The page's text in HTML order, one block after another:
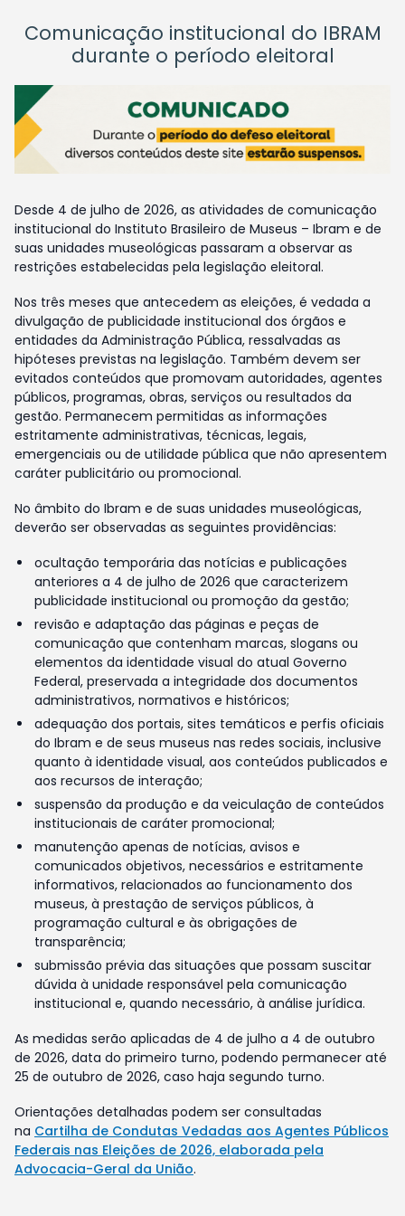
Comunicação institucional do IBRAM
durante o período eleitoral
Desde 4 de julho de 2026, as atividades de comunicação
institucional do Instituto Brasileiro de Museus – Ibram e de
suas unidades museológicas passaram a observar as
restrições estabelecidas pela legislação eleitoral.
Nos três meses que antecedem as eleições, é vedada a
divulgação de publicidade institucional dos órgãos e
entidades da Administração Pública, ressalvadas as
hipóteses previstas na legislação. Também devem ser
evitados conteúdos que promovam autoridades, agentes
públicos, programas, obras, serviços ou resultados da
gestão. Permanecem permitidas as informações
estritamente administrativas, técnicas, legais,
emergenciais ou de utilidade pública que não apresentem
caráter publicitário ou promocional.
No âmbito do Ibram e de suas unidades museológicas,
deverão ser observadas as seguintes providências:
ocultação temporária das notícias e publicações
anteriores a 4 de julho de 2026 que caracterizem
publicidade institucional ou promoção da gestão;
revisão e adaptação das páginas e peças de
comunicação que contenham marcas, slogans ou
elementos da identidade visual do atual Governo
Federal, preservada a integridade dos documentos
administrativos, normativos e históricos;
adequação dos portais, sites temáticos e perfis oficiais
do Ibram e de seus museus nas redes sociais, inclusive
quanto à identidade visual, aos conteúdos publicados e
aos recursos de interação;
suspensão da produção e da veiculação de conteúdos
institucionais de caráter promocional;
manutenção apenas de notícias, avisos e
comunicados objetivos, necessários e estritamente
informativos, relacionados ao funcionamento dos
museus, à prestação de serviços públicos, à
programação cultural e às obrigações de
transparência;
submissão prévia das situações que possam suscitar
dúvida à unidade responsável pela comunicação
institucional e, quando necessário, à análise jurídica.
As medidas serão aplicadas de 4 de julho a 4 de outubro
de 2026, data do primeiro turno, podendo permanecer até
25 de outubro de 2026, caso haja segundo turno.
Orientações detalhadas podem ser consultadas
na Cartilha de Condutas Vedadas aos Agentes Públicos
Federais nas Eleições de 2026, elaborada pela
Advocacia-Geral da União.